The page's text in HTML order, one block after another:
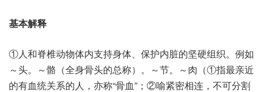
基本解释
①人和脊椎动物体内支持身体、保护内脏的坚硬组织。例如
～头。～骼（全身骨头的总称）。～节。～肉（①指最亲近
的有血统关系的人，亦称“骨血”；②喻紧密相连，不可分割